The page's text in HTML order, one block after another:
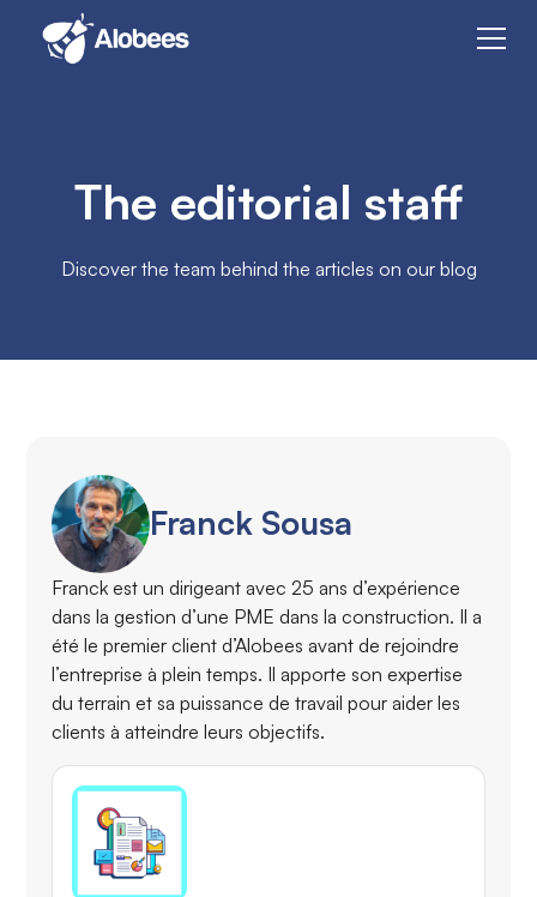
The editorial staff
Discover the team behind the articles on our blog
Franck Sousa
Franck est un dirigeant avec 25 ans d’expérience
dans la gestion d’une PME dans la construction. Il a
été le premier client d’Alobees avant de rejoindre
l’entreprise à plein temps. Il apporte son expertise
du terrain et sa puissance de travail pour aider les
clients à atteindre leurs objectifs.